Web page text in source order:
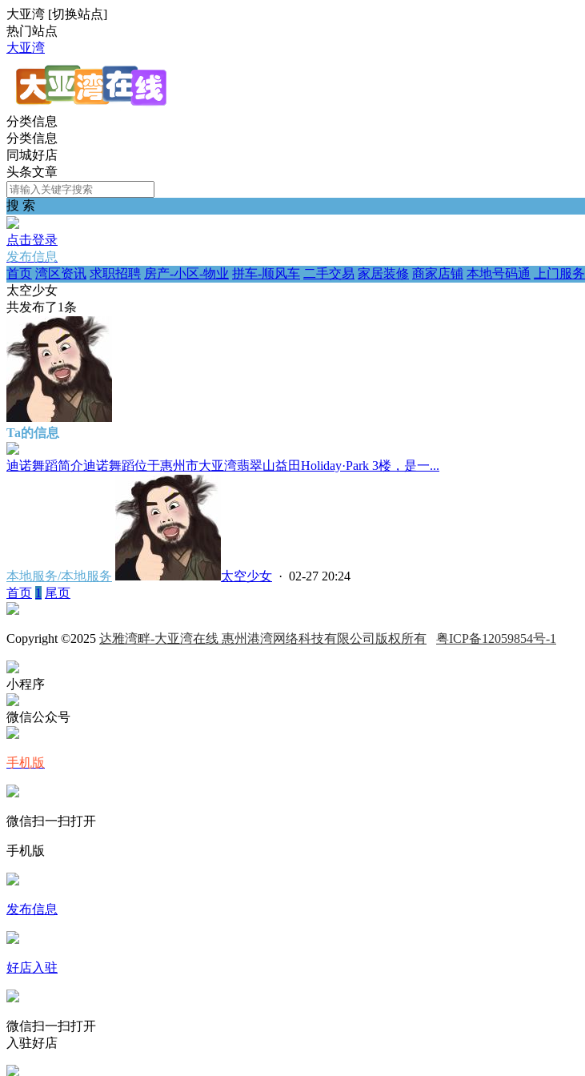
大亚湾 [切换站点]
热门站点
大亚湾
分类信息
分类信息
同城好店
头条文章
搜 索
点击登录
发布信息
首页 湾区资讯 求职招聘 房产-小区-物业 拼车-顺风车 二手交易 家居装修 商家店铺 本地号码通
上门服务
太空少女
共发布了1条
Ta的信息
迪诺舞蹈简介迪诺舞蹈位于惠州市大亚湾翡翠山益田Holiday·Park 3楼，是一...
本地服务/本地服务 太空少女 · 02-27 20:24
首页 1 尾页
Copyright ©2025 达雅湾畔-大亚湾在线 惠州港湾网络科技有限公司版权所有 粤ICP备12059854号-1
小程序
微信公众号
手机版
微信扫一扫打开
手机版
发布信息
好店入驻
微信扫一扫打开
入驻好店